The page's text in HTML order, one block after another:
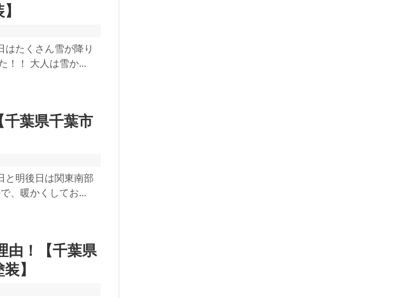
はたくさん雪が降り
！！ 大人は雪か...
葉県千葉市
と明後日は関東南部
、暖かくしてお...
由！【千葉県
】